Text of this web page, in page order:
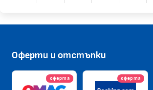
Оферти и отстъпки
оферта оферта